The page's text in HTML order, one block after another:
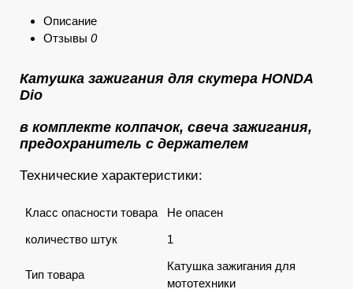
Описание
Отзывы 0
Катушка зажигания для скутера HONDA
Dio
в комплекте колпачок, свеча зажигания,
предохранитель с держателем
Технические характеристики:
Класс опасности товара
Не опасен
количество штук
1
Тип товара
Катушка зажигания для
мототехники